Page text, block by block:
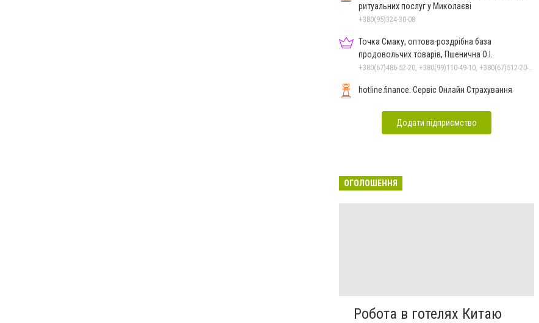
ритуальних послуг у Миколаєві
+380(95)324-30-08
Точка Смаку, оптова-роздрібна база
продовольчих товарів, Пшенична О.І.
hotline.finance: Сервіс Онлайн Страхування
Додати підприємство
ОГОЛОШЕННЯ
Робота в готелях Китаю